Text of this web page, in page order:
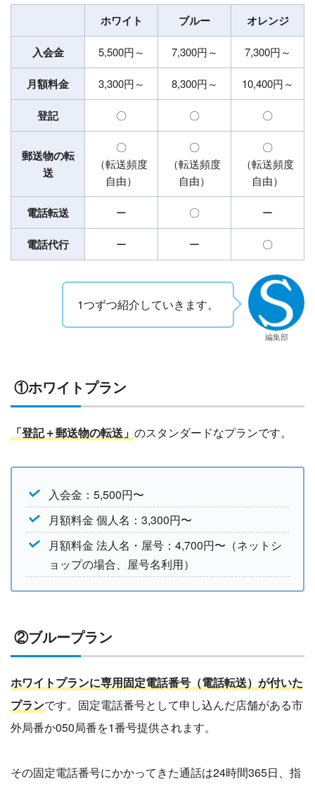
ホワイト ブルー オレンジ
入会金 5,500円～ 7,300円～ 7,300円～
月額料金 3,300円～ 8,300円～ 10,400円～
登記 〇 〇 〇
郵送物の転
送
〇
（転送頻度
自由）
〇
（転送頻度
自由）
〇
（転送頻度
自由）
電話転送 ー 〇 ー
電話代行 ー ー 〇
1つずつ紹介していきます。
編集部
①ホワイトプラン
「登記＋郵送物の転送」 のスタンダードなプランです。
入会金：5,500円〜
月額料金 個人名：3,300円〜
月額料金 法人名・屋号：4,700円〜（ネットシ
ョップの場合、屋号名利用）
②ブループラン
ホワイトプランに専用固定電話番号（電話転送）が付いた
プランです。固定電話番号として申し込んだ店舗がある市
外局番か050局番を1番号提供されます。
その固定電話番号にかかってきた通話は24時間365日、指